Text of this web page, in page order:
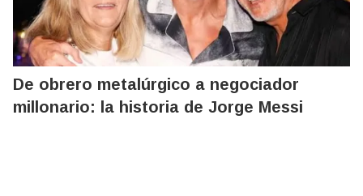
De obrero metalúrgico a negociador
millonario: la historia de Jorge Messi